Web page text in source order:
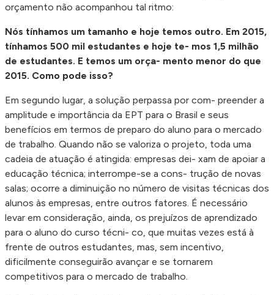
orçamento não acompanhou tal ritmo:
Nós tínhamos um tamanho e hoje temos outro. Em 2015,
tínhamos 500 mil estudantes e hoje te- mos 1,5 milhão
de estudantes. E temos um orça- mento menor do que
2015. Como pode isso?
Em segundo lugar, a solução perpassa por com- preender a
amplitude e importância da EPT para o Brasil e seus
benefícios em termos de preparo do aluno para o mercado
de trabalho. Quando não se valoriza o projeto, toda uma
cadeia de atuação é atingida: empresas dei- xam de apoiar a
educação técnica; interrompe-se a cons- trução de novas
salas; ocorre a diminuição no número de visitas técnicas dos
alunos às empresas, entre outros fatores. É necessário
levar em consideração, ainda, os prejuízos de aprendizado
para o aluno do curso técni- co, que muitas vezes está à
frente de outros estudantes, mas, sem incentivo,
dificilmente conseguirão avançar e se tornarem
competitivos para o mercado de trabalho.